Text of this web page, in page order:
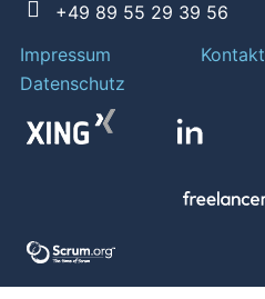
+49 89 55 29 39 56
Impressum
Datenschutz
Kontakt